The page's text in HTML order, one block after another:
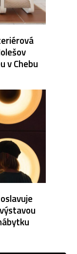
v Chebu